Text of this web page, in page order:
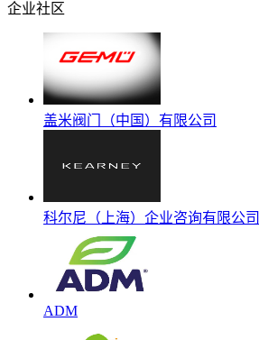
企业社区
盖米阀门（中国）有限公司
科尔尼（上海）企业咨询有限公司
ADM